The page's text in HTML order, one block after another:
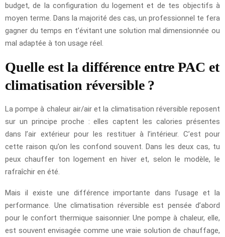
budget, de la configuration du logement et de tes objectifs à
moyen terme. Dans la majorité des cas, un professionnel te fera
gagner du temps en t’évitant une solution mal dimensionnée ou
mal adaptée à ton usage réel.
Quelle est la différence entre PAC et
climatisation réversible ?
La pompe à chaleur air/air et la climatisation réversible reposent
sur un principe proche : elles captent les calories présentes
dans l’air extérieur pour les restituer à l’intérieur. C’est pour
cette raison qu’on les confond souvent. Dans les deux cas, tu
peux chauffer ton logement en hiver et, selon le modèle, le
rafraîchir en été.
Mais il existe une différence importante dans l’usage et la
performance. Une climatisation réversible est pensée d’abord
pour le confort thermique saisonnier. Une pompe à chaleur, elle,
est souvent envisagée comme une vraie solution de chauffage,